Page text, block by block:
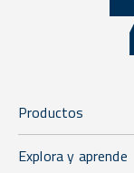
Productos
Explora y aprende